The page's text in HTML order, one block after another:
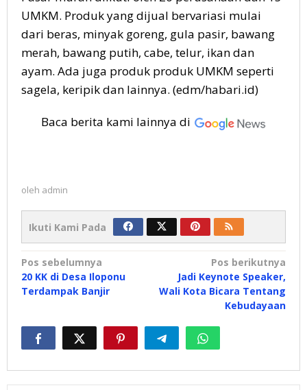
UMKM. Produk yang dijual bervariasi mulai
dari beras, minyak goreng, gula pasir, bawang
merah, bawang putih, cabe, telur, ikan dan
ayam. Ada juga produk produk UMKM seperti
sagela, keripik dan lainnya. (edm/habari.id)
Baca berita kami lainnya di
oleh admin
Ikuti Kami Pada
Navigasi
pos
Pos sebelumnya
20 KK di Desa Iloponu
Terdampak Banjir
Pos berikutnya
Jadi Keynote Speaker,
Wali Kota Bicara Tentang
Kebudayaan